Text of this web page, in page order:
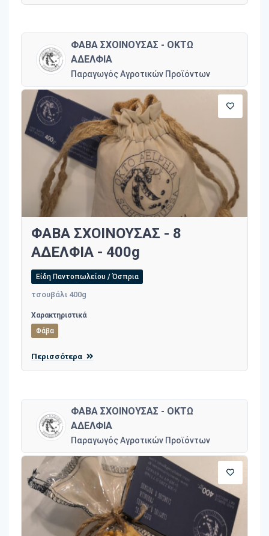
ΦΑΒΑ ΣΧΟΙΝΟΥΣΑΣ - ΟΚΤΩ
ΑΔΕΛΦΙΑ
Παραγωγός Αγροτικών Προϊόντων
ΦΑΒΑ ΣΧΟΙΝΟΥΣΑΣ - 8
ΑΔΕΛΦΙΑ - 400g
Είδη Παντοπωλείου / Όσπρια
τσουβάλι 400g
Χαρακτηριστικά
Φάβα
Περισσότερα
ΦΑΒΑ ΣΧΟΙΝΟΥΣΑΣ - ΟΚΤΩ
ΑΔΕΛΦΙΑ
Παραγωγός Αγροτικών Προϊόντων